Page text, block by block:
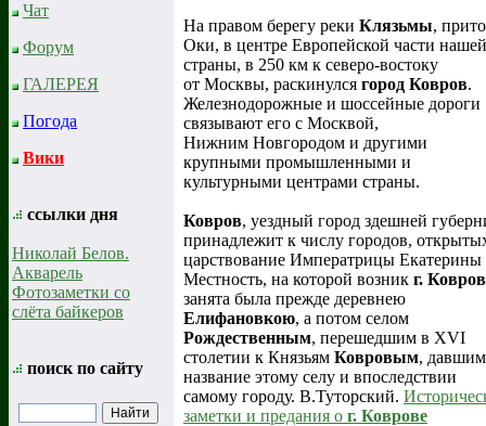
На правом берегу реки Клязьмы,
Оки, в центре Европейской части нашей
страны, в 250 км к северо-востоку
от Москвы, раскинулся город Ковров.
Железнодорожные и шоссейные дороги
связывают его с Москвой,
Нижним Новгородом и другими
крупными промышленными и
культурными центрами страны.
Ковров, уездный город здешней
принадлежит к числу городов,
царствование Императрицы
Местность, на которой возник г. Ковров
занята была прежде деревнею
Елифановкою, а потом селом
Рождественным, перешедшим в XVI
столетии к Князьям Ковровым, давшим
название этому селу и впоследствии
самому городу. В.Туторский.
заметки и предания о г. Коврове
Чат
Форум
ГАЛЕРЕЯ
Погода
Вики
ссылки дня
Николай Белов.
Акварель
Фотозаметки со
слёта байкеров
поиск по сайту